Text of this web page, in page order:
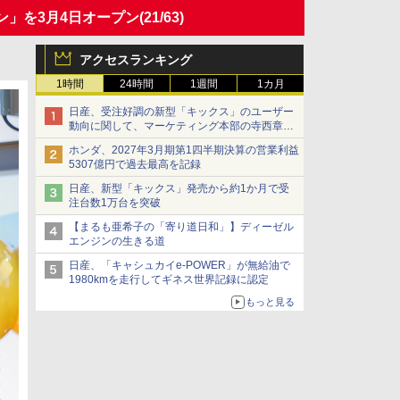
」を3月4日オープン(21/63)
アクセスランキング
1時間 24時間 1週間 1カ月
日産、受注好調の新型「キックス」のユーザー
動向に関して、マーケティング本部の寺西章氏
が解説
ホンダ、2027年3月期第1四半期決算の営業利益
5307億円で過去最高を記録
日産、新型「キックス」発売から約1か月で受
注台数1万台を突破
【まるも亜希子の「寄り道日和」】ディーゼル
エンジンの生きる道
日産、「キャシュカイe-POWER」が無給油で
1980kmを走行してギネス世界記録に認定
もっと見る